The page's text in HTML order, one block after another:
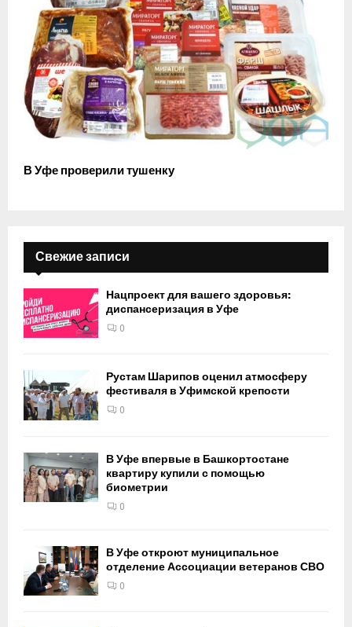
В Уфе проверили тушенку
Свежие записи
Нацпроект для вашего здоровья:
диспансеризация в Уфе
0
Рустам Шарипов оценил атмосферу
фестиваля в Уфимской крепости
0
В Уфе впервые в Башкортостане
квартиру купили с помощью
биометрии
0
В Уфе откроют муниципальное
отделение Ассоциации ветеранов СВО
0